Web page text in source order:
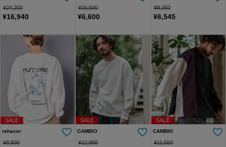
¥24,200
¥16,940
¥16,500
¥6,600
¥9,350
¥6,545
SALE
rehacer
¥8,800
SALE
CAMBIO
¥12,980
SALE
CAMBIO
¥11,550